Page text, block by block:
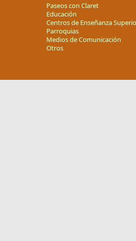
Paseos con Claret
Educación
Centros de Enseñanza
Parroquias
Medios de Comunicación
Otros